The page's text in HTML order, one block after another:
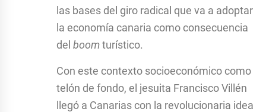
las bases del giro radical que va a adoptar
la economía canaria como consecuencia
del boomturístico.
Con este contexto socioeconómico como
telón de fondo, el jesuita Francisco Villén
llegó a Canarias con la revolucionaria idea